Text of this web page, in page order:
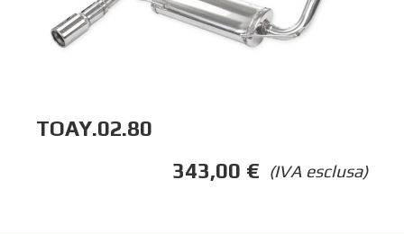
TOAY.02.80
(IVA esclusa)
343,00 €